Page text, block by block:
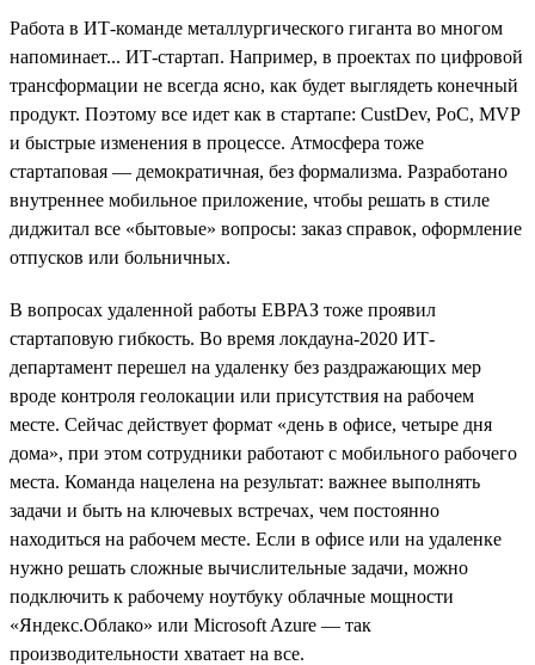
Работа в ИТ-команде металлургического гиганта во многом
напоминает... ИТ-стартап. Например, в проектах по цифровой
трансформации не всегда ясно, как будет выглядеть конечный
продукт. Поэтому все идет как в стартапе: CustDev, PoC, MVP
и быстрые изменения в процессе. Атмосфера тоже
стартаповая — демократичная, без формализма. Разработано
внутреннее мобильное приложение, чтобы решать в стиле
диджитал все «бытовые» вопросы: заказ справок, оформление
отпусков или больничных.
В вопросах удаленной работы ЕВРАЗ тоже проявил
стартаповую гибкость. Во время локдауна-2020 ИТ-
департамент перешел на удаленку без раздражающих мер
вроде контроля геолокации или присутствия на рабочем
месте. Сейчас действует формат «день в офисе, четыре дня
дома», при этом сотрудники работают с мобильного рабочего
места. Команда нацелена на результат: важнее выполнять
задачи и быть на ключевых встречах, чем постоянно
находиться на рабочем месте. Если в офисе или на удаленке
нужно решать сложные вычислительные задачи, можно
подключить к рабочему ноутбуку облачные мощности
«Яндекс.Облако» или Microsoft Azure — так
производительности хватает на все.